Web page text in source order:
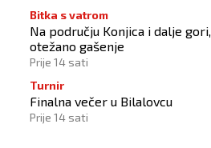
Bitka s vatrom
Na području Konjica i dalje gori,
otežano gašenje
Prije 14 sati
Turnir
Finalna večer u Bilalovcu
Prije 14 sati